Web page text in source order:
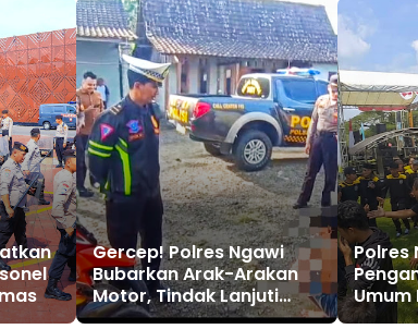
Gercep! Polres Ngawi
Bubarkan Arak-Arakan
Motor, Tindak Lanjuti
Laporan Warga
Polres
Umum